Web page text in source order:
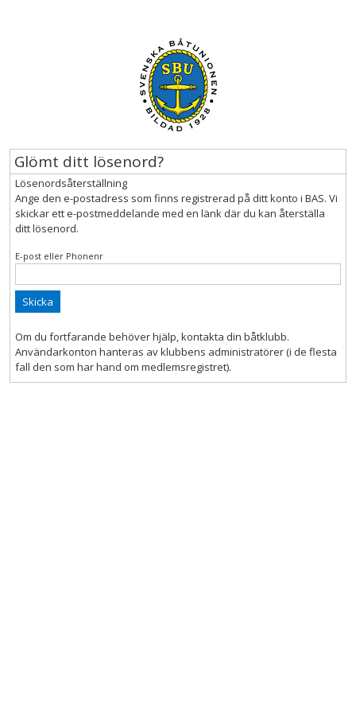
Glömt ditt lösenord?
Lösenordsåterställning
Ange den e-postadress som finns registrerad på ditt konto i BAS. Vi
skickar ett e-postmeddelande med en länk där du kan återställa
ditt lösenord.
E-post eller Phonenr
Skicka
Om du fortfarande behöver hjälp, kontakta din båtklubb.
Användarkonton hanteras av klubbens administratörer (i de flesta
fall den som har hand om medlemsregistret).